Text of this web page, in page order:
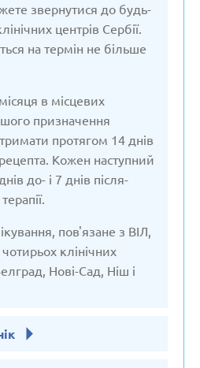
звернутися до будь-
центрів Сербії.
на термін не більше
в місцевих
призначення
протягом 14 днів
Кожен наступний
до- і 7 днів після-
пов'язане з ВІЛ,
клінічних
Нові-Сад, Ніш і